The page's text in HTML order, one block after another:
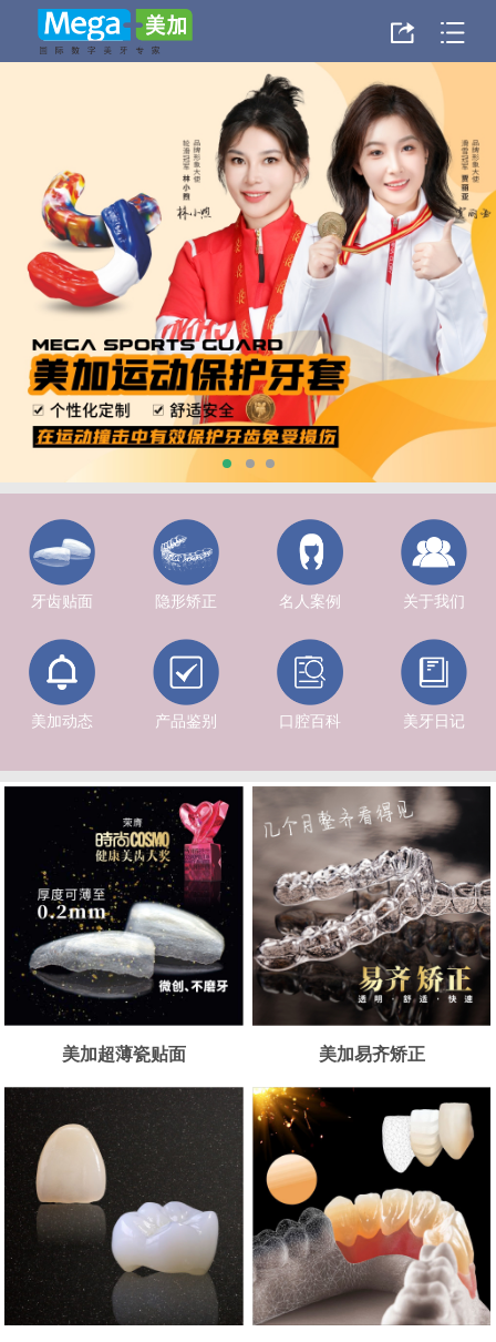
牙齿贴面 隐形矫正 名人案例 关于我们
美加动态 产品鉴别 口腔百科 美牙日记
美加超薄瓷贴面 美加易齐矫正